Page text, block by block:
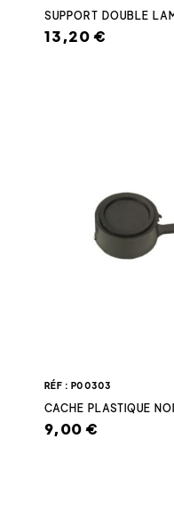
SUPPORT DOUBLE
13,20 €
RÉF : P00303
CACHE PLASTIQUE
9,00 €